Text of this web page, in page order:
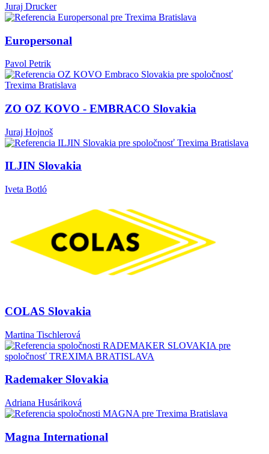
Juraj Drucker
Europersonal
Pavol Petrik
ZO OZ KOVO - EMBRACO Slovakia
Juraj Hojnoš
ILJIN Slovakia
Iveta Botló
COLAS Slovakia
Martina Tischlerová
Rademaker Slovakia
Adriana Husáriková
Magna International